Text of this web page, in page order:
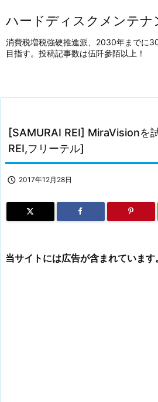
ハードディスクメンテナ
消費税増税強硬推進派、2030年までに
目指す。投稿記事数は伍阡參陌以上！
[SAMURAI REI] MiraVisionを
REI,フリーテル]
 2017年12月28日
当サイトには広告が含まれています。